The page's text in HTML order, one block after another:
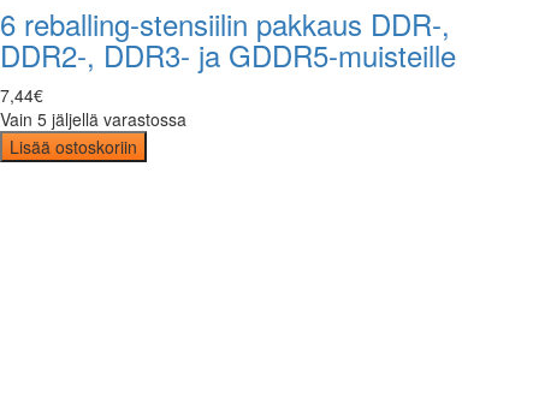
6 reballing-stensiilin pakkaus DDR-,
DDR2-, DDR3- ja GDDR5-muisteille
7,44€
Vain 5 jäljellä varastossa
Lisää ostoskoriin